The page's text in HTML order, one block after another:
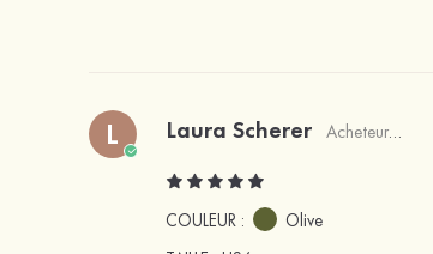
L Laura Scherer Acheteur vérifié
COULEUR :
Olive